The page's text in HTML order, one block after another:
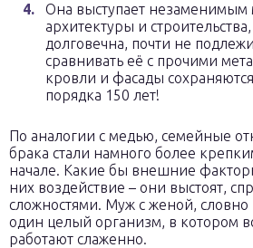
Она выступает незаменимым
архитектуры и
долговечна, почти не
сравнивать её с прочими
кровли и фасады
порядка 150 лет!
По аналогии с медью, семейные
брака стали намного более
начале. Какие бы внешние
них воздействие – они выстоят,
сложностями. Муж с женой, словно
один целый организм, в котором
работают слаженно.